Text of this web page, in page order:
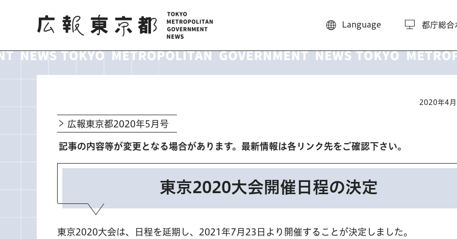
広報東京都
Language 都庁総合
2020年4
広報東京都2020年5月号
記事の内容等が変更となる場合があります。最新情報は各リンク先をご確認下さい。
東京2020大会開催日程の決定
東京2020大会は、日程を延期し、2021年7月23日より開催することが決定しました。